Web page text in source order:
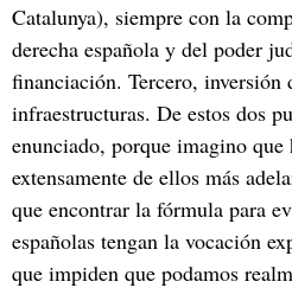
Catalunya), siempre con la
derecha española y del poder
financiación. Tercero, inversión
infraestructuras. De estos dos
enunciado, porque imagino que
extensamente de ellos más
que encontrar la fórmula para
españolas tengan la vocación
que impiden que podamos